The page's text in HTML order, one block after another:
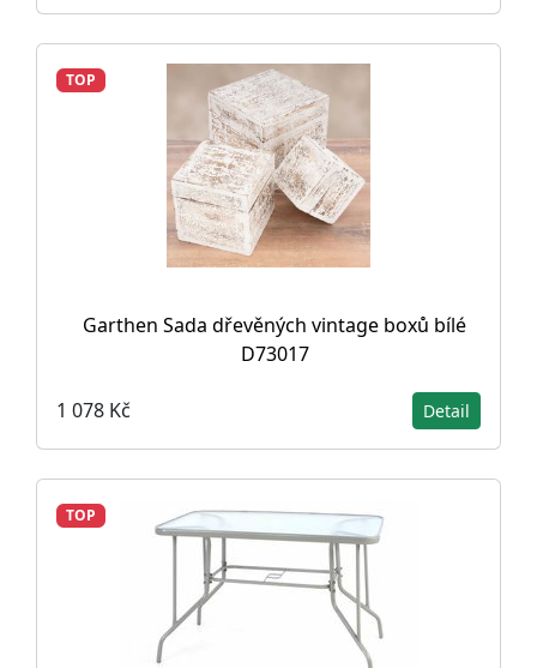
TOP
Garthen Sada dřevěných vintage boxů bílé
D73017
1 078 Kč Detail
TOP